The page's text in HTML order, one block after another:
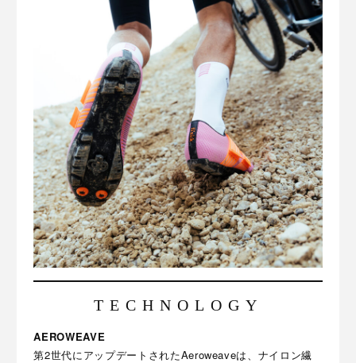
TECHNOLOGY
AEROWEAVE
第2世代にアップデートされたAeroweaveは、ナイロン繊